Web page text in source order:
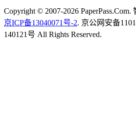
Copyright © 2007-2026 PaperPass.Com.
京ICP备13040071号-2. 京公网安备
140121号 All Rights Reserved.